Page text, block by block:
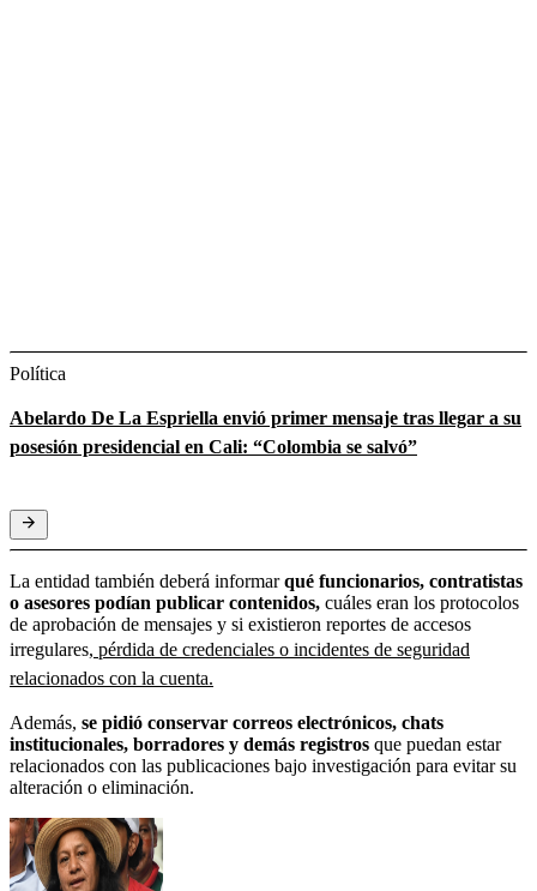
Política
Abelardo De La Espriella envió primer mensaje tras llegar a su
posesión presidencial en Cali: “Colombia se salvó”
La entidad también deberá informarqué funcionarios, contratistas
o asesores podían publicar contenidos, cuáles eran los protocolos
de aprobación de mensajes y si existieron reportes de accesos
irregulares, pérdida de credenciales o incidentes de seguridad
relacionados con la cuenta.
Además, se pidió conservar correos electrónicos, chats
institucionales, borradores y demás registros que puedan estar
relacionados con las publicaciones bajo investigación para evitar su
alteración o eliminación.